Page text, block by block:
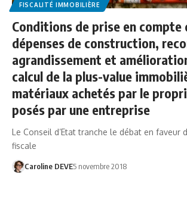
FISCALITÉ IMMOBILIÈRE
Conditions de prise en compte
dépenses de construction,
agrandissement et
calcul de la plus-value
matériaux achetés par le
posés par une entreprise
Le Conseil d’Etat tranche le débat en faveur
fiscale
Caroline DEVE5 novembre 2018